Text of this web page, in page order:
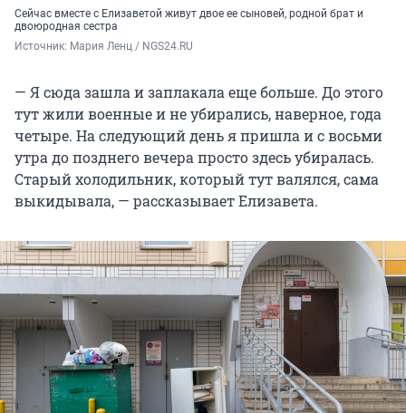
Сейчас вместе с Елизаветой живут двое ее сыновей, родной брат и
двоюродная сестра
Источник: Мария Ленц / NGS24.RU
— Я сюда зашла и заплакала еще больше. До этого
тут жили военные и не убирались, наверное, года
четыре. На следующий день я пришла и с восьми
утра до позднего вечера просто здесь убиралась.
Старый холодильник, который тут валялся, сама
выкидывала, — рассказывает Елизавета.